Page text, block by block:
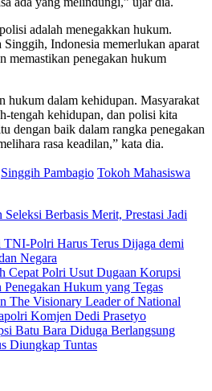
adalah menegakkan hukum.
Singgih, Indonesia memerlukan aparat
memastikan penegakan hukum
hukum dalam kehidupan. Masyarakat
tengah kehidupan, dan polisi kita
dengan baik dalam rangka penegakan
rasa keadilan,” kata dia.
Singgih Pambagio Tokoh Mahasiswa
Berbasis Merit, Prestasi Jadi
Polri Harus Terus Dijaga demi
Negara
Cepat Polri Usut Dugaan Korupsi
Hukum yang Tegas
The Visionary Leader of National
Komjen Dedi Prasetyo
Batu Bara Diduga Berlangsung
Diungkap Tuntas